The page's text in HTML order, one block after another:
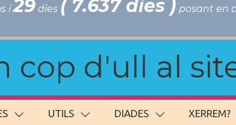
i29dies ( 7.637 dies ) posant en
cop d'ull al
UTILS DIADES XERREM?